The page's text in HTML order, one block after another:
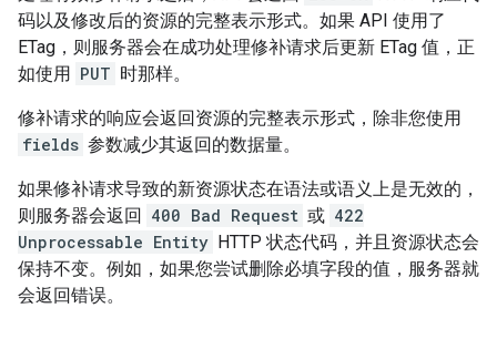
码以及修改后的资源的完整表示形式。如果 API 使用了
ETag，则服务器会在成功处理修补请求后更新 ETag 值，正
如使用 PUT 时那样。
修补请求的响应会返回资源的完整表示形式，除非您使用
fields 参数减少其返回的数据量。
如果修补请求导致的新资源状态在语法或语义上是无效的，
则服务器会返回 400 Bad Request 或 422
Unprocessable Entity HTTP 状态代码，并且资源状态会
保持不变。例如，如果您尝试删除必填字段的值，服务器就
会返回错误。